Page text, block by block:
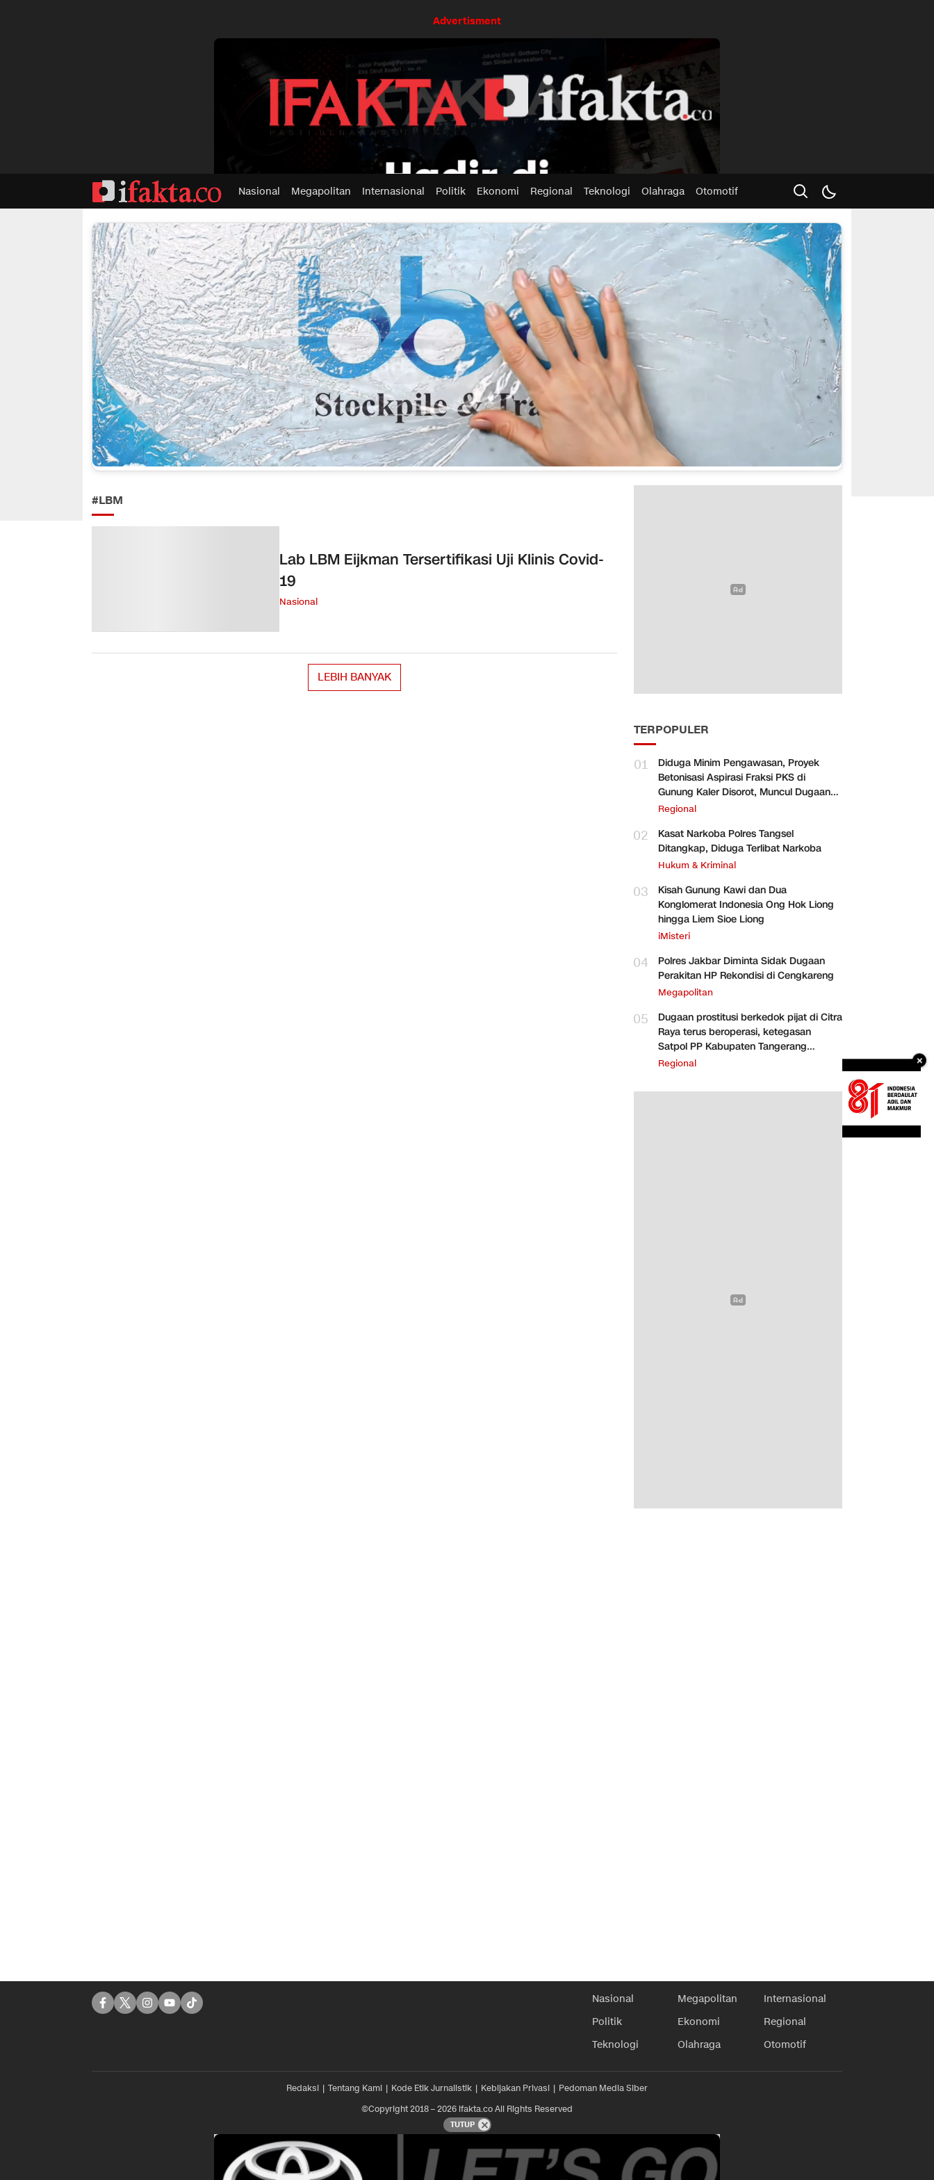
Advertisment
ifakta.co
#pastibenar
Nasional Megapolitan Internasional Politik Ekonomi Regional Teknologi Olahraga Otomotif
#LBM
Lab LBM Eijkman Tersertifikasi Uji Klinis Covid-
19
Nasional
LEBIH BANYAK
TERPOPULER
01
Diduga Minim Pengawasan, Proyek
Betonisasi Aspirasi Fraksi PKS di
Gunung Kaler Disorot, Muncul Dugaan
Pengurangan Volume
Regional
02
Kasat Narkoba Polres Tangsel
Ditangkap, Diduga Terlibat Narkoba
Hukum & Kriminal
03
Kisah Gunung Kawi dan Dua
Konglomerat Indonesia Ong Hok Liong
hingga Liem Sioe Liong
iMisteri
04
Polres Jakbar Diminta Sidak Dugaan
Perakitan HP Rekondisi di Cengkareng
Megapolitan
05
Dugaan prostitusi berkedok pijat di Citra
Raya terus beroperasi, ketegasan
Satpol PP Kabupaten Tangerang
dipertanyakan
Regional
Nasional Megapolitan
Internasional
Politik
Ekonomi
Regional
Teknologi
Olahraga Otomotif
Redaksi Tentang Kami Kode Etik Jurnalistik Kebijakan Privasi
Pedoman Media Siber
©Copyright 2018 – 2026 ifakta.co All Rights Reserved
TUTUP
×